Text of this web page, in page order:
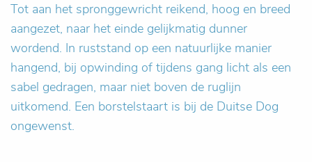
Tot aan het spronggewricht reikend, hoog en breed
aangezet, naar het einde gelijkmatig dunner
wordend. In ruststand op een natuurlijke manier
hangend, bij opwinding of tijdens gang licht als een
sabel gedragen, maar niet boven de ruglijn
uitkomend. Een borstelstaart is bij de Duitse Dog
ongewenst.